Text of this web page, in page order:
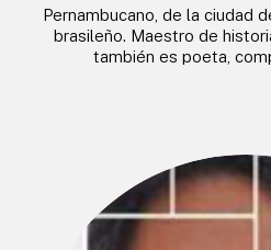
Pernambucano, de la ciudad
brasileño. Maestro de
también es poeta,